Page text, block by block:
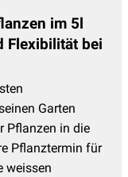
im 5l
Flexibilität bei
Garten
Pflanzen in die
Pflanztermin für
weissen